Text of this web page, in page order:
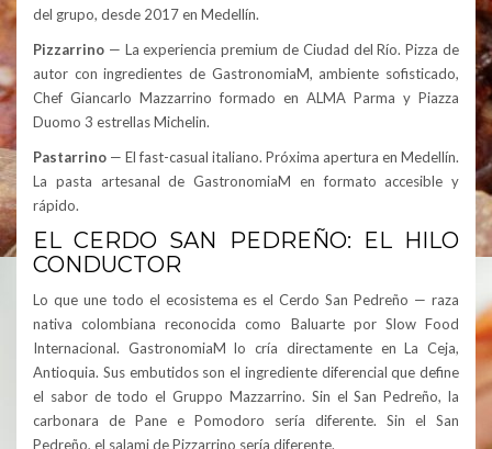
del grupo, desde 2017 en Medellín.
Pizzarrino — La experiencia premium de Ciudad del Río. Pizza de
autor con ingredientes de GastronomiaM, ambiente sofisticado,
Chef Giancarlo Mazzarrino formado en ALMA Parma y Piazza
Duomo 3 estrellas Michelin.
Pastarrino — El fast-casual italiano. Próxima apertura en Medellín.
La pasta artesanal de GastronomiaM en formato accesible y
rápido.
EL CERDO SAN PEDREÑO: EL HILO
CONDUCTOR
Lo que une todo el ecosistema es el Cerdo San Pedreño — raza
nativa colombiana reconocida como Baluarte por Slow Food
Internacional. GastronomiaM lo cría directamente en La Ceja,
Antioquia. Sus embutidos son el ingrediente diferencial que define
el sabor de todo el Gruppo Mazzarrino. Sin el San Pedreño, la
carbonara de Pane e Pomodoro sería diferente. Sin el San
Pedreño, el salami de Pizzarrino sería diferente.